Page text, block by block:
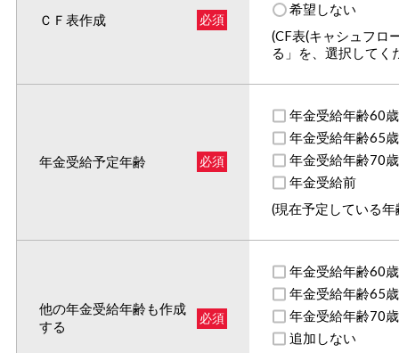
ＣＦ表作成 必須
希望しない
(CF表(キャシュフロ
る」を、選択してく
年金受給予定年齢 必須
年金受給年齢60歳
年金受給年齢65歳
年金受給年齢70歳
年金受給前
(現在予定している
他の年金受給年齢も作成
する
必須
年金受給年齢60
年金受給年齢65
年金受給年齢70
追加しない